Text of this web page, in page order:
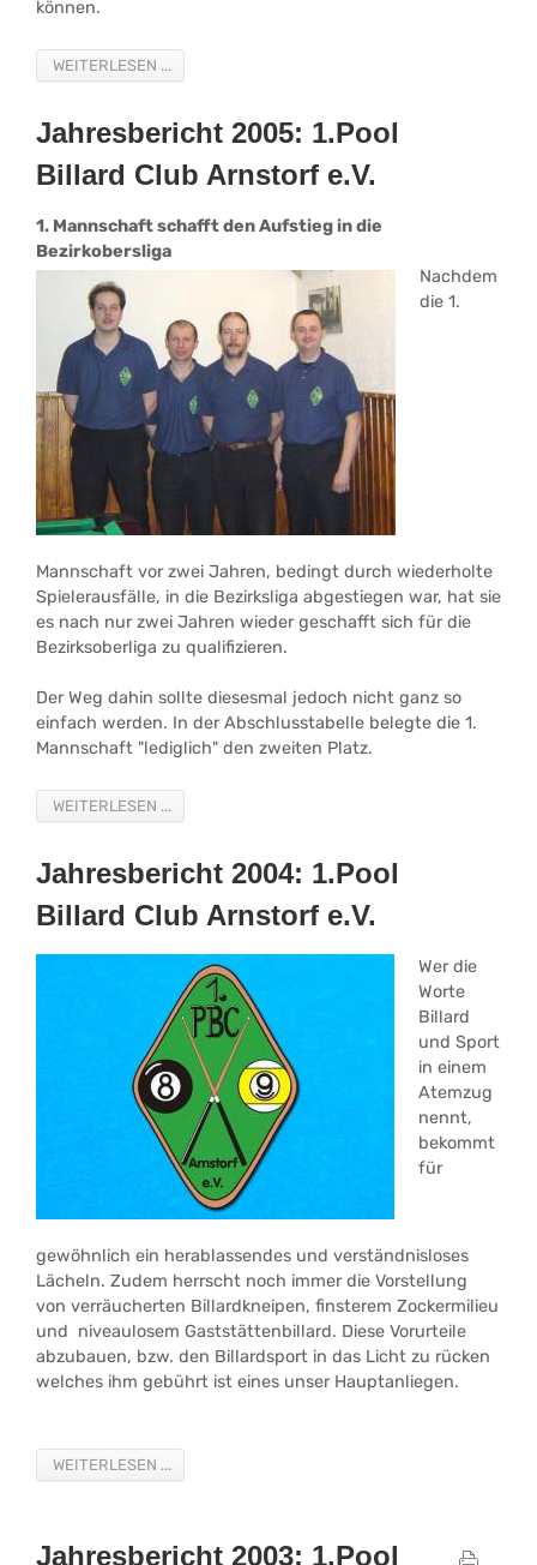
können.
WEITERLESEN ...
Jahresbericht 2005: 1.Pool
Billard Club Arnstorf e.V.
1. Mannschaft schafft den Aufstieg in die
Bezirkobersliga
Nachdem
die 1.
Mannschaft vor zwei Jahren, bedingt durch wiederholte
Spielerausfälle, in die Bezirksliga abgestiegen war, hat sie
es nach nur zwei Jahren wieder geschafft sich für die
Bezirksoberliga zu qualifizieren.
Der Weg dahin sollte diesesmal jedoch nicht ganz so
einfach werden. In der Abschlusstabelle belegte die 1.
Mannschaft "lediglich" den zweiten Platz.
WEITERLESEN ...
Jahresbericht 2004: 1.Pool
Billard Club Arnstorf e.V.
Wer die
Worte
Billard
und Sport
in einem
Atemzug
nennt,
bekommt
für
gewöhnlich ein herablassendes und verständnisloses
Lächeln. Zudem herrscht noch immer die Vorstellung
von verräucherten Billardkneipen, finsterem Zockermilieu
und niveaulosem Gaststättenbillard. Diese Vorurteile
abzubauen, bzw. den Billardsport in das Licht zu rücken
welches ihm gebührt ist eines unser Hauptanliegen.
WEITERLESEN ...
Jahresbericht 2003: 1.Pool